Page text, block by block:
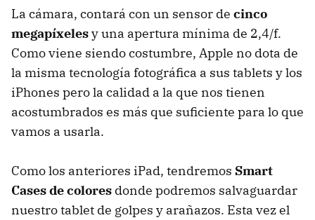
La cámara, contará con un sensor de cinco
megapíxelesy una apertura mínima de 2,4/f.
Como viene siendo costumbre, Apple no dota de
la misma tecnología fotográfica a sus tablets y los
iPhones pero la calidad a la que nos tienen
acostumbrados es más que suficiente para lo que
vamos a usarla.
Como los anteriores iPad, tendremos Smart
Cases de colores donde podremos salvaguardar
nuestro tablet de golpes y arañazos. Esta vez el